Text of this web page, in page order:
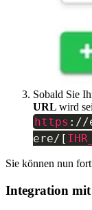
Sobald Sie
URL wird
https : //
ere/ [
Sie können nun
Integration mit